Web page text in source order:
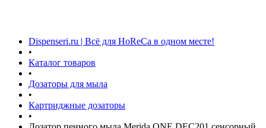
Dispenseri.ru | Всё для HoReCa в одном месте!
•
Каталог товаров
•
Дозаторы для мыла
•
Картриджные дозаторы
•